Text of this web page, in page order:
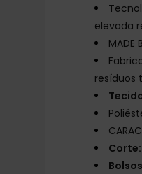
elevada
MADE
resíduos
Corte: